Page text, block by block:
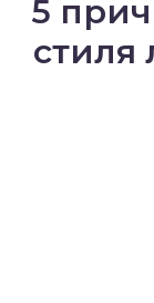
5
стиля